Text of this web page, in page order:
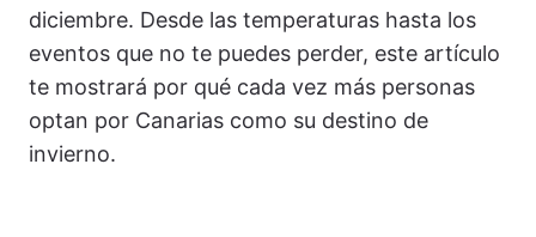
diciembre. Desde las temperaturas hasta los
eventos que no te puedes perder, este artículo
te mostrará por qué cada vez más personas
optan por Canarias como su destino de
invierno.